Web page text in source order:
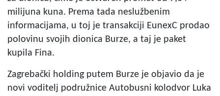
milijuna kuna. Prema tada neslužbenim
informacijama, u toj je transakciji EunexC prodao
polovinu svojih dionica Burze, a taj je paket
kupila Fina.
Zagrebački holding putem Burze je objavio da je
novi voditelj podružnice Autobusni kolodvor Luka